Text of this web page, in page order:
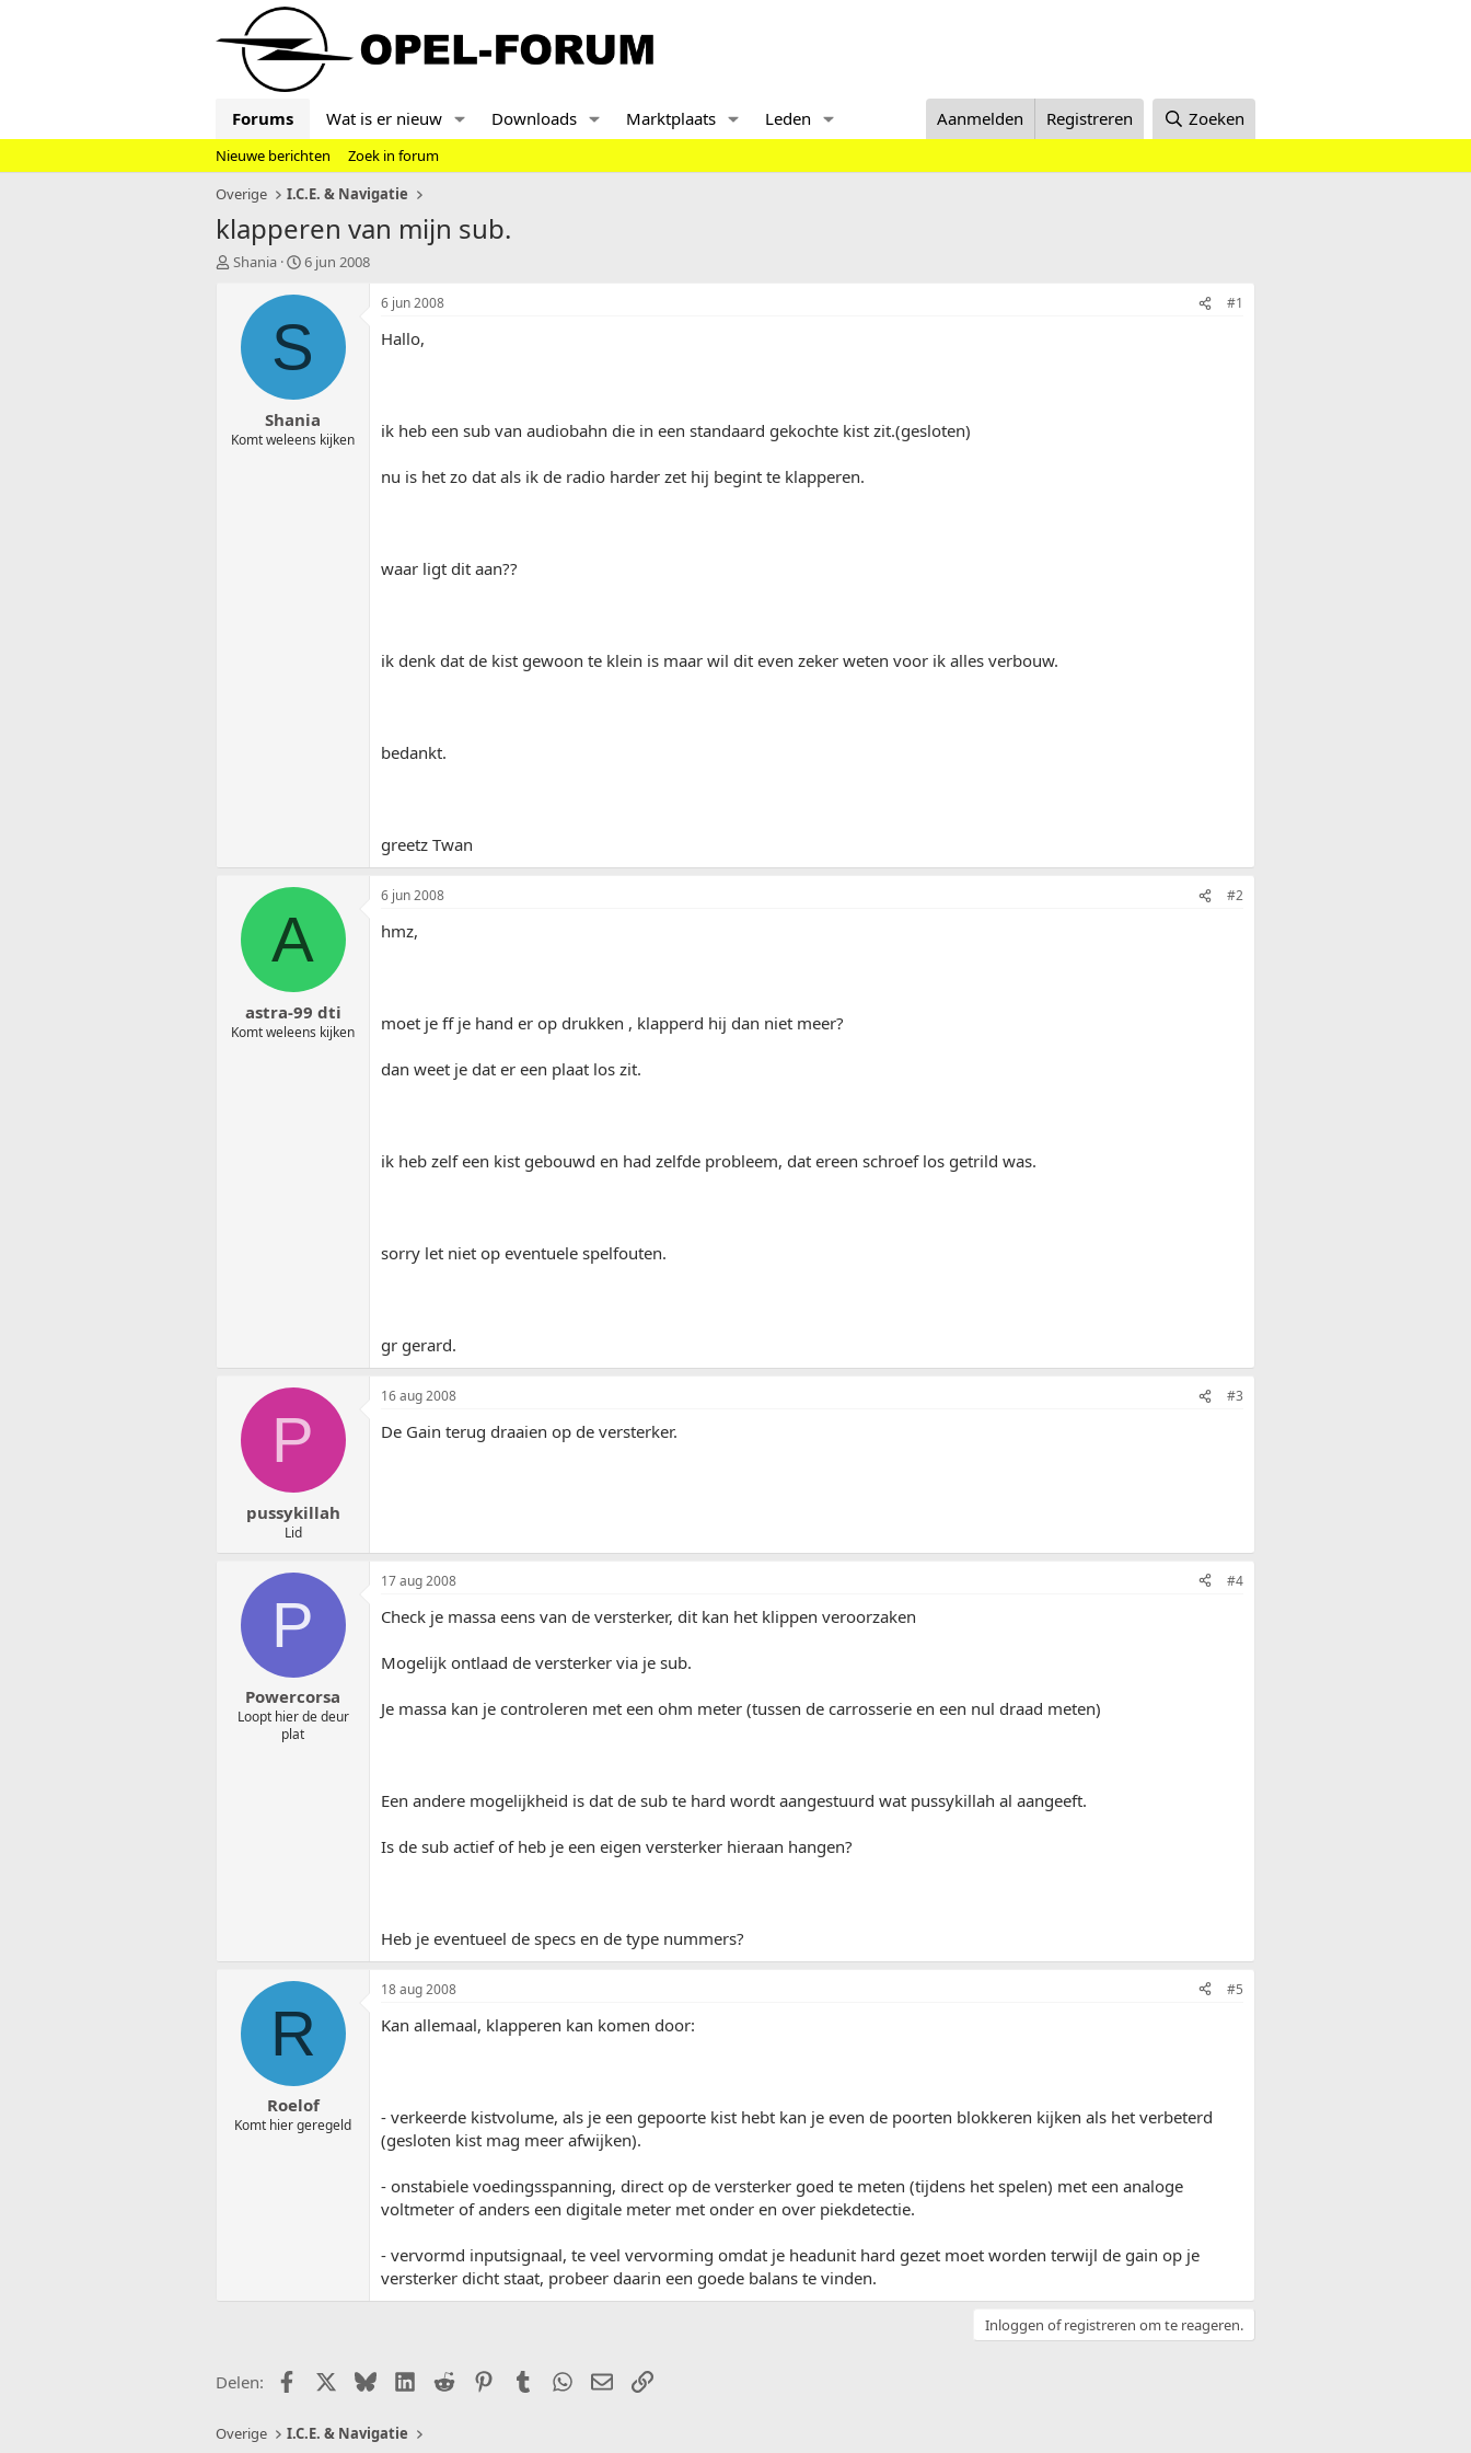
Forums Wat is er nieuw Downloads Marktplaats Leden Aanmelden Registreren Zoeken
Nieuwe berichten
Zoek in forum
Overige
I.C.E. & Navigatie
klapperen van mijn sub.
T
t
Shania
S
a
t
d
t
u
m
6 jun 2008
S
Shania
Komt weleens kijken
6 jun 2008 #1
Hallo,
ik heb een sub van audiobahn die in een standaard gekochte kist zit.(gesloten)
nu is het zo dat als ik de radio harder zet hij begint te klapperen.
waar ligt dit aan??
ik denk dat de kist gewoon te klein is maar wil dit even zeker weten voor ik alles verbouw.
bedankt.
greetz Twan
A
astra-99 dti
Komt weleens kijken
6 jun 2008 #2
hmz,
moet je ff je hand er op drukken , klapperd hij dan niet meer?
dan weet je dat er een plaat los zit.
ik heb zelf een kist gebouwd en had zelfde probleem, dat ereen schroef los getrild was.
sorry let niet op eventuele spelfouten.
gr gerard.
P
pussykillah
Lid
16 aug 2008 #3
De Gain terug draaien op de versterker.
P
Powercorsa
Loopt hier de deur
plat
17 aug 2008 #4
Check je massa eens van de versterker, dit kan het klippen veroorzaken
Mogelijk ontlaad de versterker via je sub.
Je massa kan je controleren met een ohm meter (tussen de carrosserie en een nul draad meten)
Een andere mogelijkheid is dat de sub te hard wordt aangestuurd wat pussykillah al aangeeft.
Is de sub actief of heb je een eigen versterker hieraan hangen?
Heb je eventueel de specs en de type nummers?
R
Roelof
Komt hier geregeld
18 aug 2008 #5
Kan allemaal, klapperen kan komen door:
- verkeerde kistvolume, als je een gepoorte kist hebt kan je even de poorten blokkeren kijken als het verbeterd
(gesloten kist mag meer afwijken).
- onstabiele voedingsspanning, direct op de versterker goed te meten (tijdens het spelen) met een analoge
voltmeter of anders een digitale meter met onder en over piekdetectie.
- vervormd inputsignaal, te veel vervorming omdat je headunit hard gezet moet worden terwijl de gain op je
versterker dicht staat, probeer daarin een goede balans te vinden.
Inloggen of registreren om te reageren.
Delen: FacebookX (Twitter)
BlueskyLinkedIn
Reddit PinterestTumblr WhatsApp
E-mailLink
Overige I.C.E. & Navigatie